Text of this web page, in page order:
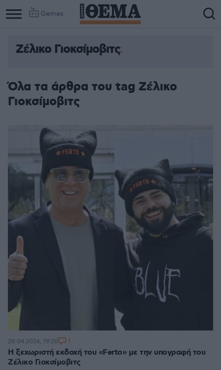
Games
Ζέλικο Γιοκσίμοβιτς
Όλα τα άρθρα του tag Ζέλικο
Γιοκσίμοβιτς
Η ξεχωριστή εκδοχή του «Ferto» με την υπογραφή του
Ζέλικο Γιοκσίμοβιτς
28.04.2026, 19:20 1